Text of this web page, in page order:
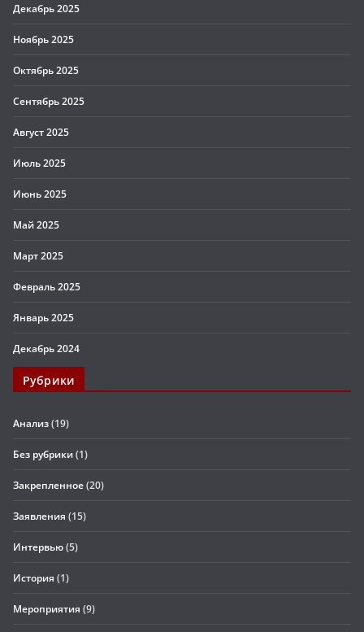
Декабрь 2025
Ноябрь 2025
Октябрь 2025
Сентябрь 2025
Август 2025
Июль 2025
Июнь 2025
Май 2025
Март 2025
Февраль 2025
Январь 2025
Декабрь 2024
Рубрики
Анализ(19)
Без рубрики(1)
Закрепленное(20)
Заявления (15)
Интервью(5)
История (1)
Мероприятия (9)